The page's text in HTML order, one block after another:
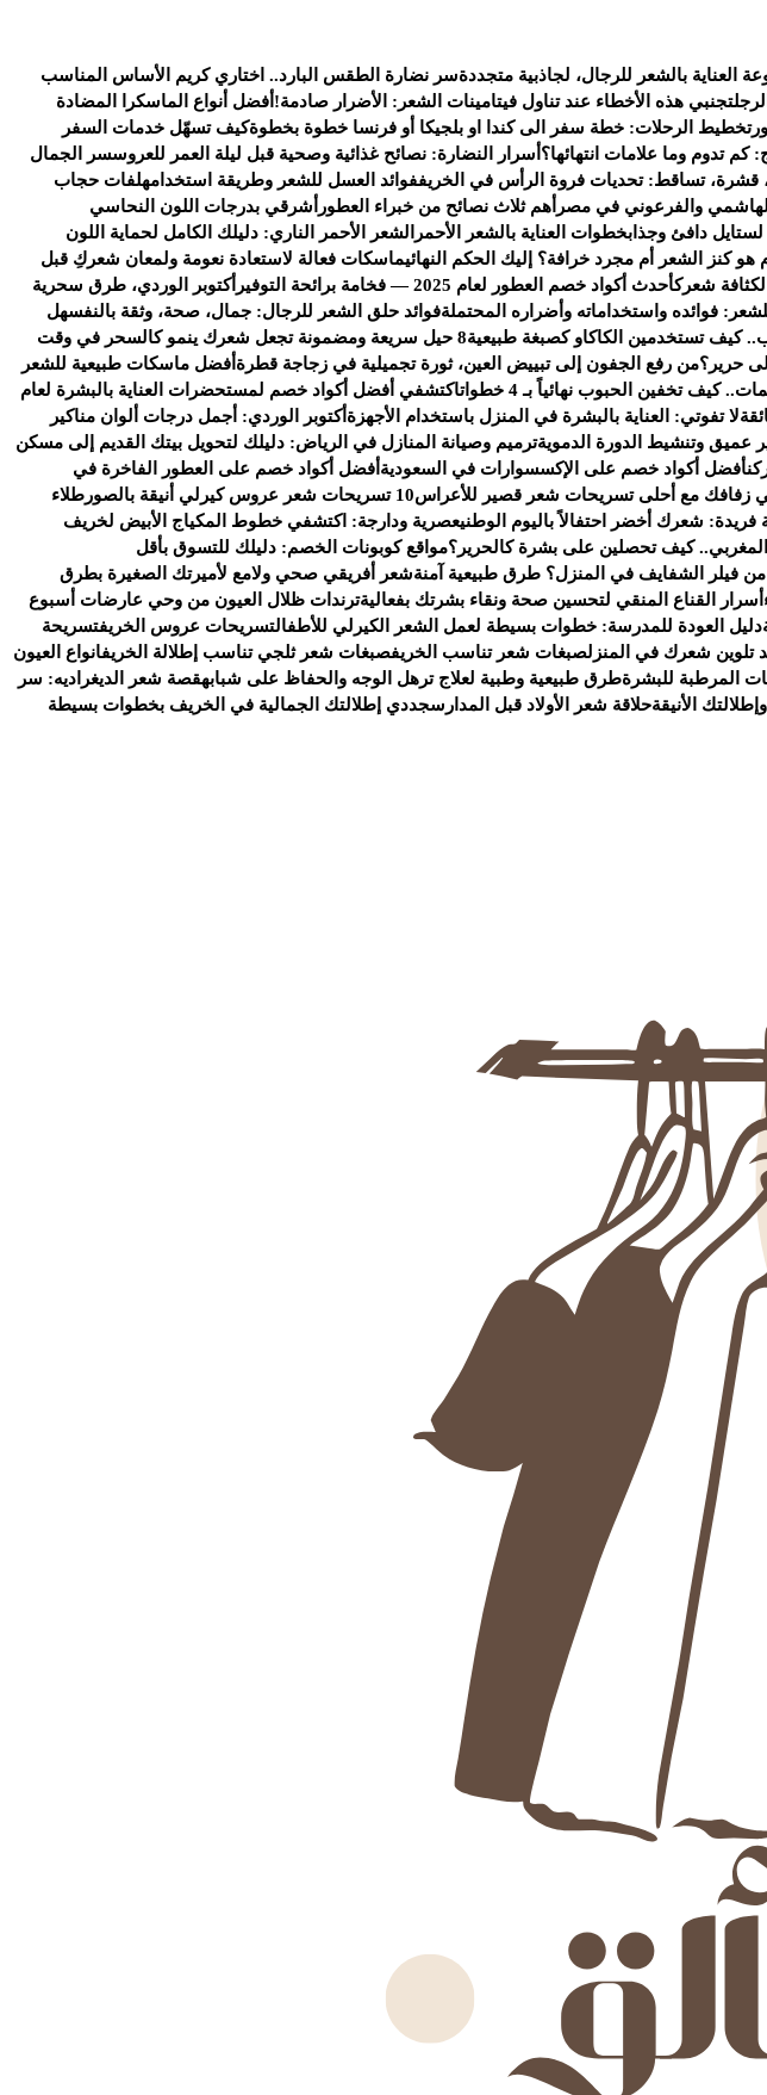
العناية بالشعر للرجال، لجاذبية متجددةسر نضارة الطقس البارد.. اختاري كريم الأساس المناسب
تجنبي هذه الأخطاء عند تناول فيتامينات الشعر: الأضرار صادمة! أفضل أنواع الماسكرا المضادة
تخطيط الرحلات: خطة سفر الى كندا او بلجيكا أو فرنسا خطوة بخطوةكيف تسهّل خدمات السفر
كم تدوم وما علامات انتهائها؟ أسرار النضارة: نصائح غذائية وصحية قبل ليلة العمر للعروسسر الجمال
قشرة، تساقط: تحديات فروة الرأس في الخريففوائد العسل للشعر وطريقة استخدامهلفات حجاب
والفرعوني في مصر أهم ثلاث نصائح من خبراء العطور أشرقي بدرجات اللون النحاسي
دافئ وجذابخطوات العناية بالشعر الأحمر الشعر الأحمر الناري: دليلك الكامل لحماية اللون
هو كنز الشعر أم مجرد خرافة؟ إليك الحكم النهائيماسكات فعالة لاستعادة نعومة ولمعان شعركِ قبل
شعركأحدث أكواد خصم العطور لعام 2025 — فخامة برائحة التوفير
أكتوبر الوردي، طرق سحرية
فوائده واستخداماته وأضراره المحتملةفوائد حلق الشعر للرجال: جمال، صحة، وثقة بالنفسهل
كيف تستخدمين الكاكاو كصبغة طبيعية
8 حيل سريعة ومضمونة تجعل شعرك ينمو كالسحر في وقت
حرير؟من رفع الجفون إلى تبييض العين، ثورة تجميلية في زجاجة قطرة أفضل ماسكات طبيعية للشعر
كيف تخفين الحبوب نهائياً بـ 4 خطوات
اكتشفي أفضل أكواد خصم لمستحضرات العناية بالبشرة لعام
لا تفوتي: العناية بالبشرة في المنزل باستخدام الأجهزة أكتوبر الوردي: أجمل درجات ألوان مناكير
عميق وتنشيط الدورة الدمويةترميم وصيانة المنازل في الرياض: دليلك لتحويل بيتك القديم إلى مسكن
أفضل أكواد خصم على الإكسسوارات في السعودية أفضل أكواد خصم على العطور الفاخرة في
زفافك مع أحلى تسريحات شعر قصير للأعراس10 تسريحات شعر عروس كيرلي أنيقة بالصور
طلاء
فريدة: شعرك أخضر احتفالاً باليوم الوطنيعصرية ودارجة: اكتشفي خطوط المكياج الأبيض لخريف
المغربي.. كيف تحصلين على بشرة كالحرير؟مواقع كوبونات الخصم: دليلك للتسوق بأقل
فيلر الشفايف في المنزل؟ طرق طبيعية آمنةشعر أفريقي صحي ولامع لأميرتك الصغيرة بطرق
أسرار القناع المنقي لتحسين صحة ونقاء بشرتك بفعاليةترندات ظلال العيون من وحي عارضات أسبوع
دليل العودة للمدرسة: خطوات بسيطة لعمل الشعر الكيرلي للأطفالتسريحات عروس الخريفتسريحة
تلوين شعرك في المنزلصبغات شعر تناسب الخريفصبغات شعر ثلجي تناسب إطلالة الخريفانواع العيون
المرطبة للبشرةطرق طبيعية وطبية لعلاج ترهل الوجه والحفاظ على شبابهقصة شعر الديغراديه: سر
الأنيقةحلاقة شعر الأولاد قبل المدارسجددي إطلالتك الجمالية في الخريف بخطوات بسيطة